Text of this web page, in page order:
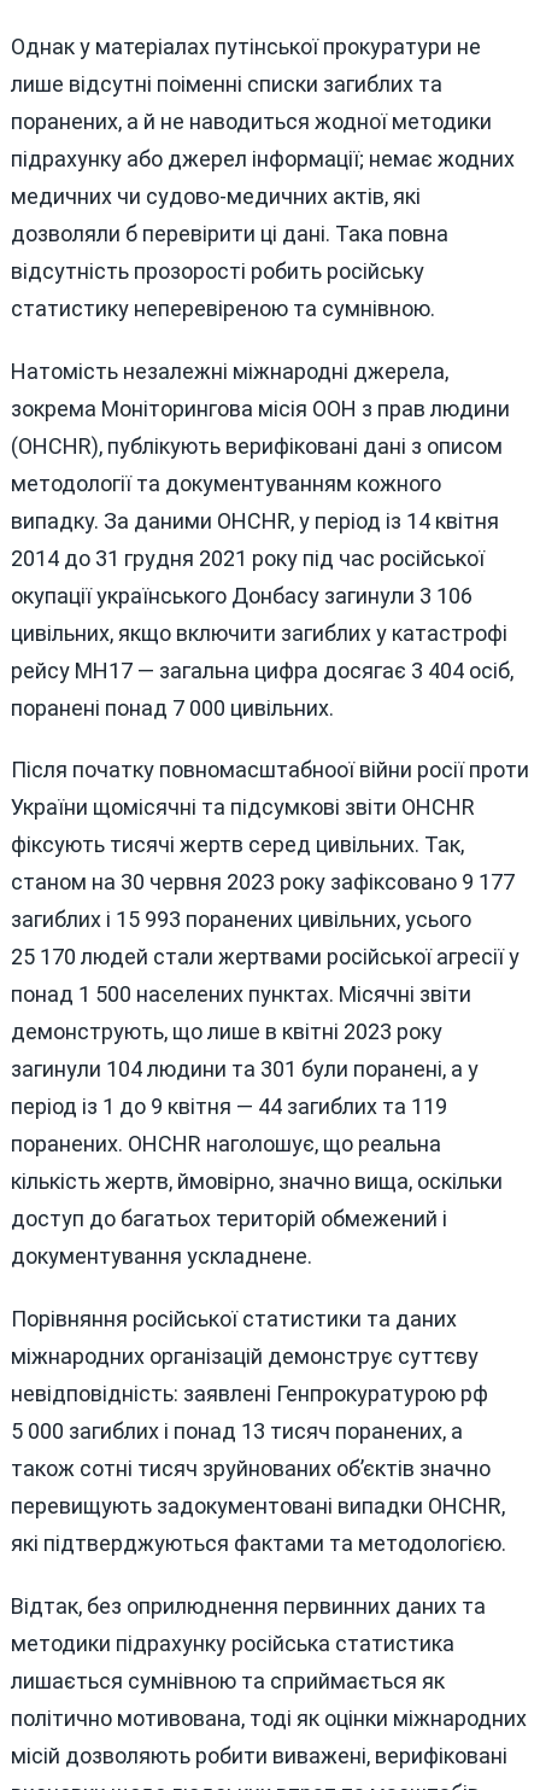
Однак у матеріалах путінської прокуратури не
лише відсутні поіменні списки загиблих та
поранених, а й не наводиться жодної методики
підрахунку або джерел інформації; немає жодних
медичних чи судово-медичних актів, які
дозволяли б перевірити ці дані. Така повна
відсутність прозорості робить російську
статистику неперевіреною та сумнівною.
Натомість незалежні міжнародні джерела,
зокрема Моніторингова місія ООН з прав людини
(OHCHR), публікують верифіковані дані з описом
методології та документуванням кожного
випадку. За даними OHCHR, у період із 14 квітня
2014 до 31 грудня 2021 року під час російської
окупації українського Донбасу загинули 3 106
цивільних, якщо включити загиблих у катастрофі
рейсу MH17 — загальна цифра досягає 3 404 осіб,
поранені понад 7 000 цивільних.
Після початку повномасштабноої війни росії проти
України щомісячні та підсумкові звіти OHCHR
фіксують тисячі жертв серед цивільних. Так,
станом на 30 червня 2023 року зафіксовано 9 177
загиблих і 15 993 поранених цивільних, усього
25 170 людей стали жертвами російської агресії у
понад 1 500 населених пунктах. Місячні звіти
демонструють, що лише в квітні 2023 року
загинули 104 людини та 301 були поранені, а у
період із 1 до 9 квітня — 44 загиблих та 119
поранених. OHCHR наголошує, що реальна
кількість жертв, ймовірно, значно вища, оскільки
доступ до багатьох територій обмежений і
документування ускладнене.
Порівняння російської статистики та даних
міжнародних організацій демонструє суттєву
невідповідність: заявлені Генпрокуратурою рф
5 000 загиблих і понад 13 тисяч поранених, а
також сотні тисяч зруйнованих об’єктів значно
перевищують задокументовані випадки OHCHR,
які підтверджуються фактами та методологією.
Відтак, без оприлюднення первинних даних та
методики підрахунку російська статистика
лишається сумнівною та сприймається як
політично мотивована, тоді як оцінки міжнародних
місій дозволяють робити виважені, верифіковані